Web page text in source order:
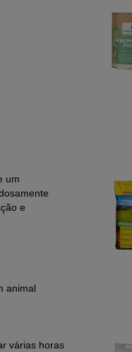
um
e
animal
várias horas